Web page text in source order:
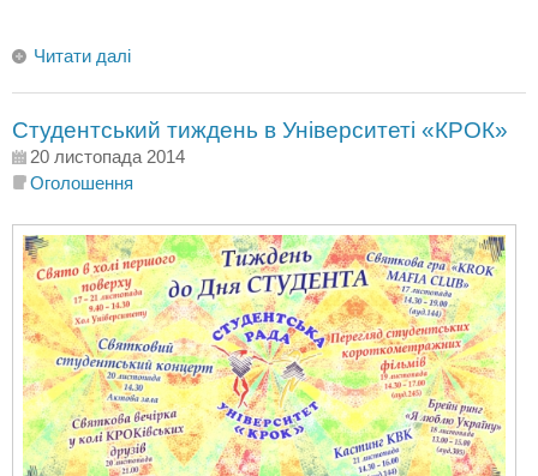
Читати далі
Студентський тиждень в Університеті «КРОК»
20 листопада 2014
Оголошення